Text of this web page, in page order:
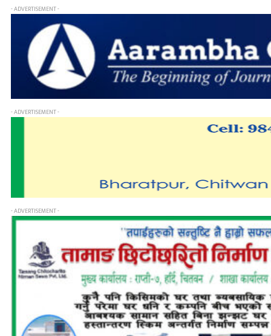
- ADVERTISEMENT -
- ADVERTISEMENT -
- ADVERTISEMENT -